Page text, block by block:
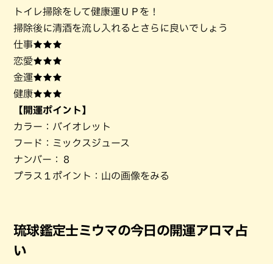
トイレ掃除をして健康運ＵＰを！
掃除後に清酒を流し入れるとさらに良いでしょう
仕事★★★
恋愛★★★
金運★★★
健康★★★
【開運ポイント】
カラー：バイオレット
フード：ミックスジュース
ナンバー：８
プラス１ポイント：山の画像をみる
琉球鑑定士ミウマの今日の開運アロマ占
い